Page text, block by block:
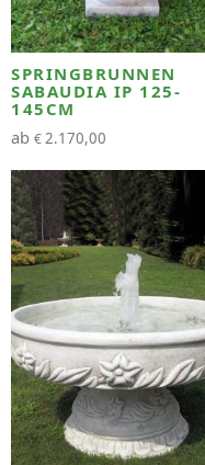
SPRINGBRUNNEN
SABAUDIA IP 125-
145CM
ab € 2.170,00